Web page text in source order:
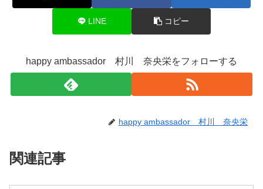
LINE コピー
happy ambassador 村川 奈央栄をフォローする
happy ambassador 村川 奈央栄
関連記事